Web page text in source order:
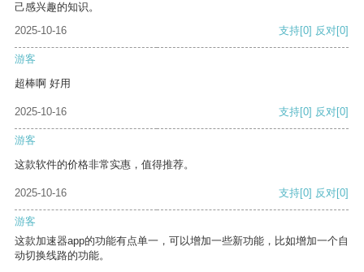
己感兴趣的知识。
2025-10-16
支持[0] 反对[0]
游客
超棒啊 好用
2025-10-16 支持[0] 反对[0]
游客
这款软件的价格非常实惠，值得推荐。
2025-10-16 支持[0] 反对[0]
游客
这款加速器app的功能有点单一，可以增加一些新功能，比如增加一个自
动切换线路的功能。